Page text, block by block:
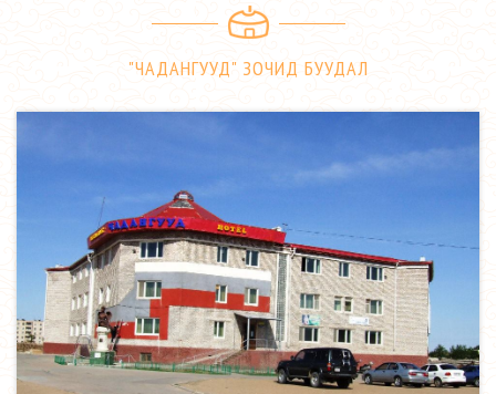
"ЧАДАНГУУД" ЗОЧИД БУУДАЛ